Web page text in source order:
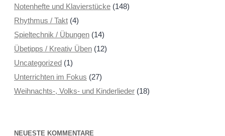
Notenhefte und Klavierstücke(148)
Rhythmus / Takt(4)
Spieltechnik / Übungen(14)
Übetipps / Kreativ Üben(12)
Uncategorized(1)
Unterrichten im Fokus (27)
Weihnachts-, Volks- und Kinderlieder(18)
NEUESTE KOMMENTARE